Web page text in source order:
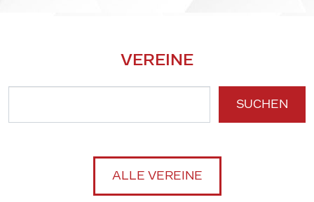
VEREINE
SUCHEN
ALLE VEREINE